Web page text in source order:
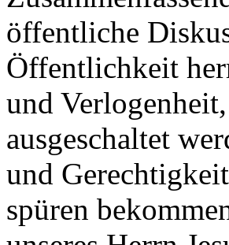
öffentliche
Öffentlichkeit
und
ausgeschaltet
und
spüren